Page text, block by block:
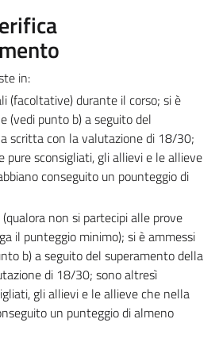
in:
(facoltative) durante il corso; si è
(vedi punto b) a seguito del
scritta con la valutazione di 18/30;
pure sconsigliati, gli allievi e le allieve
conseguito un pounteggio di
non si partecipi alle prove
il punteggio minimo); si è ammessi
b) a seguito del superamento della
di 18/30; sono altresì
gli allievi e le allieve che nella
un punteggio di almeno